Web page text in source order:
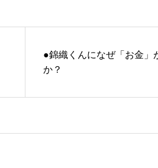
●錦織くんになぜ「お金」
か？